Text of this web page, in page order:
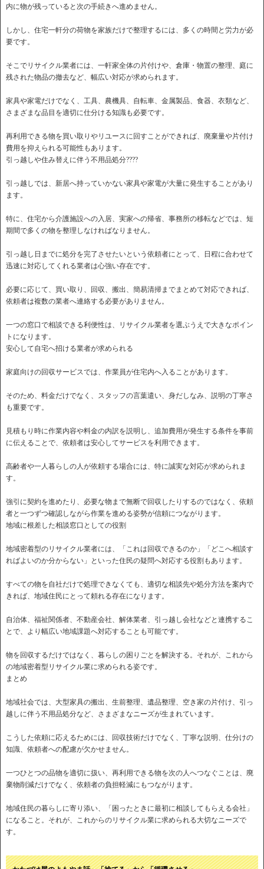
内に物が残っていると次の手続きへ進めません。
しかし、住宅一軒分の荷物を家族だけで整理するには、多くの時間と労力が必
要です。
そこでリサイクル業者には、一軒家全体の片付けや、倉庫・物置の整理、庭に
残された物品の撤去など、幅広い対応が求められます。
家具や家電だけでなく、工具、農機具、自転車、金属製品、食器、衣類など、
さまざまな品目を適切に仕分ける知識も必要です。
再利用できる物を買い取りやリユースに回すことができれば、廃棄量や片付け
費用を抑えられる可能性もあります。
引っ越しや住み替えに伴う不用品処分????
引っ越しでは、新居へ持っていかない家具や家電が大量に発生することがあり
ます。
特に、住宅から介護施設への入居、実家への帰省、事務所の移転などでは、短
期間で多くの物を整理しなければなりません。
引っ越し日までに処分を完了させたいという依頼者にとって、日程に合わせて
迅速に対応してくれる業者は心強い存在です。
必要に応じて、買い取り、回収、搬出、簡易清掃までまとめて対応できれば、
依頼者は複数の業者へ連絡する必要がありません。
一つの窓口で相談できる利便性は、リサイクル業者を選ぶうえで大きなポイン
トになります。
安心して自宅へ招ける業者が求められる
家庭向けの回収サービスでは、作業員が住宅内へ入ることがあります。
そのため、料金だけでなく、スタッフの言葉遣い、身だしなみ、説明の丁寧さ
も重要です。
見積もり時に作業内容や料金の内訳を説明し、追加費用が発生する条件を事前
に伝えることで、依頼者は安心してサービスを利用できます。
高齢者や一人暮らしの人が依頼する場合には、特に誠実な対応が求められま
す。
強引に契約を進めたり、必要な物まで無断で回収したりするのではなく、依頼
者と一つずつ確認しながら作業を進める姿勢が信頼につながります。
地域に根差した相談窓口としての役割
地域密着型のリサイクル業者には、「これは回収できるのか」「どこへ相談す
ればよいのか分からない」といった住民の疑問へ対応する役割もあります。
すべての物を自社だけで処理できなくても、適切な相談先や処分方法を案内で
きれば、地域住民にとって頼れる存在になります。
自治体、福祉関係者、不動産会社、解体業者、引っ越し会社などと連携するこ
とで、より幅広い地域課題へ対応することも可能です。
物を回収するだけではなく、暮らしの困りごとを解決する。それが、これから
の地域密着型リサイクル業に求められる姿です。
まとめ
地域社会では、大型家具の搬出、生前整理、遺品整理、空き家の片付け、引っ
越しに伴う不用品処分など、さまざまなニーズが生まれています。
こうした依頼に応えるためには、回収技術だけでなく、丁寧な説明、仕分けの
知識、依頼者への配慮が欠かせません。
一つひとつの品物を適切に扱い、再利用できる物を次の人へつなぐことは、廃
棄物削減だけでなく、依頼者の負担軽減にもつながります。
地域住民の暮らしに寄り添い、「困ったときに最初に相談してもらえる会社」
になること。それが、これからのリサイクル業に求められる大切なニーズで
す。